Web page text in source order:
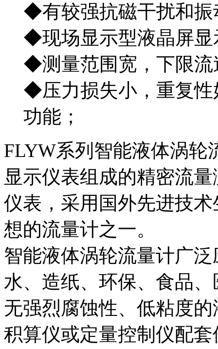
◆有较强抗磁干扰和振
◆现场显示型液晶屏显
◆测量范围宽，下限流
◆压力损失小，重复性
功能；
FLYW系列智能液体涡轮
显示仪表组成的精密流
仪表，采用国外先进技
想的流量计之一。
智能液体涡轮流量计广
水、造纸、环保、食品
无强烈腐蚀性、低粘度
积算仪或定量控制仪配